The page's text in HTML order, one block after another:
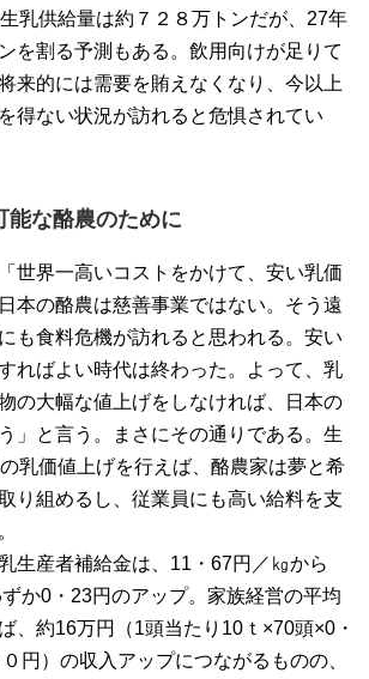
乳供給量は約７２８万トンだが、27年
を割る予測もある。飲用向けが足りて
来的には需要を賄えなくなり、今以上
得ない状況が訪れると危惧されてい
能な酪農のために
世界一高いコストをかけて、安い乳価
本の酪農は慈善事業ではない。そう遠
も食料危機が訪れると思われる。安い
ればよい時代は終わった。よって、乳
の大幅な値上げをしなければ、日本の
」と言う。まさにその通りである。生
乳価値上げを行えば、酪農家は夢と希
り組めるし、従業員にも高い給料を支
生産者補給金は、11・67円／㎏から
か0・23円のアップ。家族経営の平均
、約16万円（1頭当たり10ｔ×70頭×0・
円）の収入アップにつながるものの、